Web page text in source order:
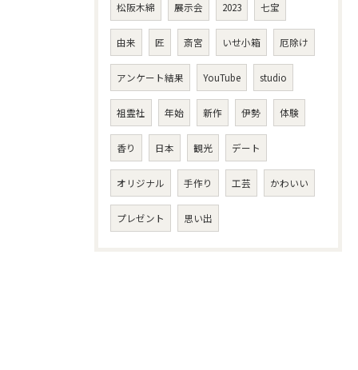
松阪木綿 展示会 2023 七宝
由来 匠 斎宮 いせ小箱 厄除け
アンケート結果 YouTube studio
祖霊社 年始 新作 伊勢 体験
香り 日本 観光 デート
オリジナル 手作り 工芸 かわいい
プレゼント 思い出